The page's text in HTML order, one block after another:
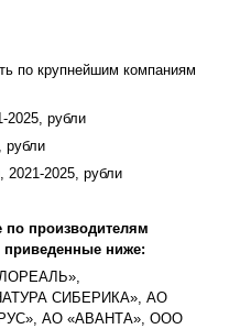
по крупнейшим компаниям
2025, рубли
рубли
2021-2025, рубли
по производителям
ниже:
СИБЕРИКА», АО
АО «АВАНТА», ООО